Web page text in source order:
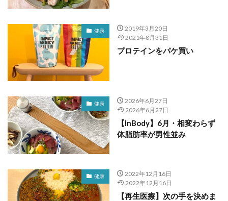
健康
2019年3月20日
2021年8月31日
プロテインをパケ買い
健康
2026年6月27日
2026年6月27日
【InBody】6月・相変わらず
体脂肪率が男性並み
健康
2022年12月16日
2022年12月16日
【再生医療】次の手を決めま